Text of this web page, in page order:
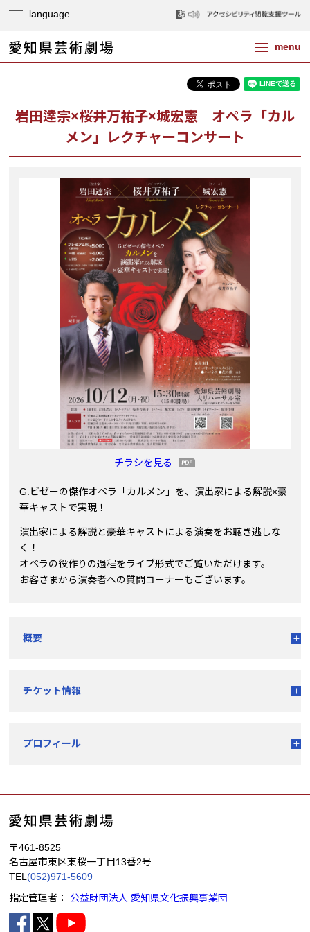
岩田逹宗×桜井万祐子×城宏憲 オペラ「カル
メン」レクチャーコンサート
チラシを見る
G.ビゼーの傑作オペラ「カルメン」を、演出家による解説×豪
華キャストで実現！
演出家による解説と豪華キャストによる演奏をお聴き逃しな
く！
オペラの役作りの過程をライブ形式でご覧いただけます。
お客さまから演奏者への質問コーナーもございます。
概要
チケット情報
プロフィール
〒461-8525
名古屋市東区東桜一丁目13番2号
TEL (052)971-5609
指定管理者： 公益財団法人 愛知県文化振興事業団